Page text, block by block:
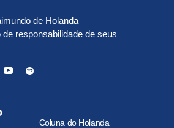
de Holanda
responsabilidade de seus
Coluna do Holanda